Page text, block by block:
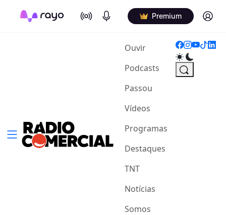
On Air Podcasts Premium Log in
Ouvir(current)
Podcasts
Passou
Vídeos
Programas
Destaques
TNT
Notícias
Somos